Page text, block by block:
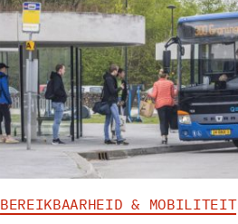
BEREIKBAARHEID & MOBILITEIT